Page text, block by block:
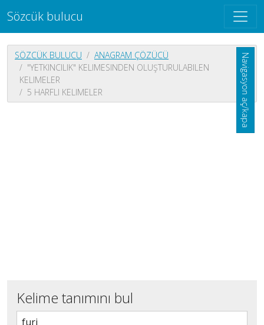
Sözcük bulucu
Navigasyon aç/kapa
SÖZCÜK BULUCU
ANAGRAM ÇÖZÜCÜ
"YETKINCILIK" KELIMESINDEN OLUŞTURULABILEN
KELIMELER
5 HARFLI KELIMELER
Kelime tanımını bul